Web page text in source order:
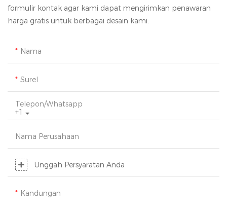
formulir kontak agar kami dapat mengirimkan penawaran
harga gratis untuk berbagai desain kami.
Nama
Surel
+1
Telepon/whatsapp
Nama Perusahaan
Unggah Persyaratan Anda
Kandungan